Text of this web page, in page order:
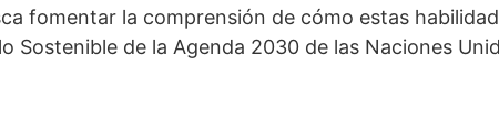
fomentar la comprensión de cómo estas
de la Agenda 2030 de las Naciones